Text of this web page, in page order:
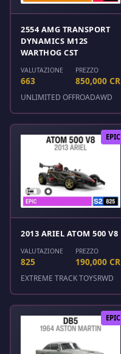
2554 AMG TRANSPORT
DYNAMICS M12S
WARTHOG CST
VALUTAZIONE
663
PREZZO
850,000 CR
UNLIMITED OFFROADAWD
EPIC
2013 ARIEL ATOM 500 V8
VALUTAZIONE
825
PREZZO
190,000 CR
EXTREME TRACK TOYSRWD
EPIC